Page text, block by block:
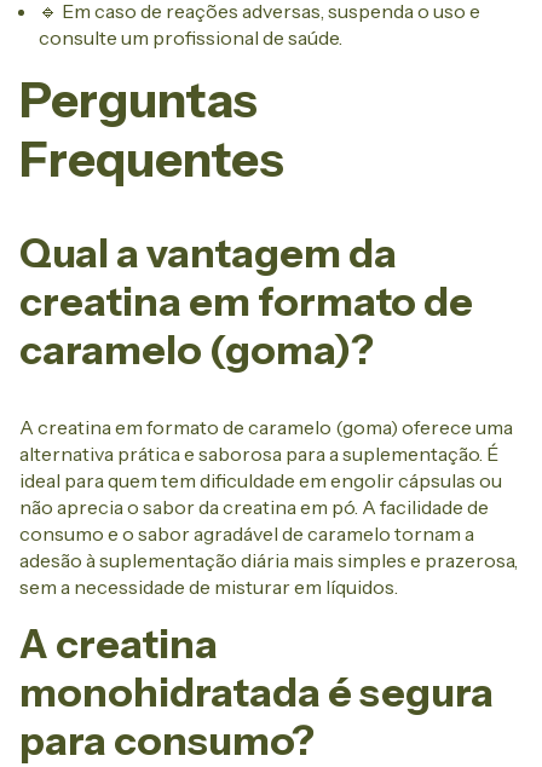
🔹 Em caso de reações adversas, suspenda o uso e
consulte um profissional de saúde.
Perguntas
Frequentes
Qual a vantagem da
creatina em formato de
caramelo (goma)?
A creatina em formato de caramelo (goma) oferece uma
alternativa prática e saborosa para a suplementação. É
ideal para quem tem dificuldade em engolir cápsulas ou
não aprecia o sabor da creatina em pó. A facilidade de
consumo e o sabor agradável de caramelo tornam a
adesão à suplementação diária mais simples e prazerosa,
sem a necessidade de misturar em líquidos.
A creatina
monohidratada é segura
para consumo?